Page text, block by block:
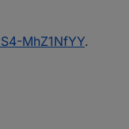
MhZ1NfYY.